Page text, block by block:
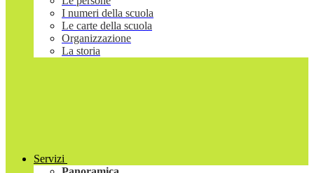
I numeri della scuola
Le carte della scuola
Organizzazione
La storia
Servizi